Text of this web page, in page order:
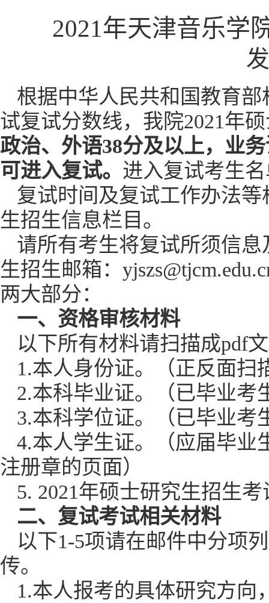
2021年天津音乐学
根据中华人民共和国教育
试复试分数线，我院2021年
政治、外语38分及以上，业
可进入复试。 进入复试考生
复试时间及复试工作办法
生招生信息栏目。
请所有考生将复试所须信息
生招生邮箱：
两大部分：
一、资格审核材料
以下所有材料请扫描成pdf
1.本人身份证。（正反面
2.本科毕业证。（已毕业
3.本科学位证。（已毕业
4.本人学生证。（应届毕业
注册章的页面）
5. 2021年硕士研究生招生
二、复试考试相关材料
以下1-5项请在邮件中分项
传。
1.本人报考的具体研究方向